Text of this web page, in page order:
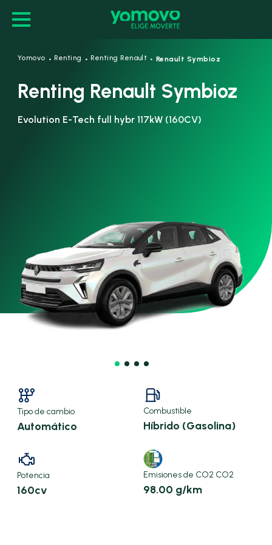
Yomovo · Renting · Renting Renault · Renault Symbioz
Renting Renault Symbioz
Evolution E-Tech full hybr 117kW (160CV)
Tipo de cambio
Automático
Combustible
Híbrido (Gasolina)
Potencia
160cv
Emisiones de CO2 CO2
98.00 g/km